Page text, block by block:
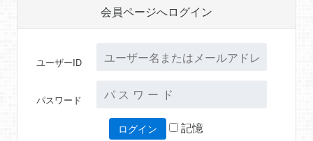
会員ページへログイン
ユーザーID
パスワード
記憶